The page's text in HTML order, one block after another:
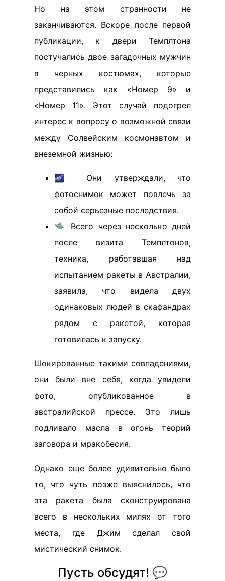
Но на этом странности не
заканчиваются. Вскоре после первой
публикации, к двери Темплтона
постучались двое загадочных мужчин
в черных костюмах, которые
представились как «Номер 9» и
«Номер 11». Этот случай подогрел
интерес к вопросу о возможной связи
между Солвейским космонавтом и
внеземной жизнью:
🌌 Они утверждали, что
фотоснимок может повлечь за
собой серьезные последствия.
🛸 Всего через несколько дней
после визита Темплтонов,
техника, работавшая над
испытанием ракеты в Австралии,
заявила, что видела двух
одинаковых людей в скафандрах
рядом с ракетой, которая
готовилась к запуску.
Шокированные такими совпадениями,
они были вне себя, когда увидели
фото, опубликованное в
австралийской прессе. Это лишь
подливало масла в огонь теорий
заговора и мракобесия.
Однако еще более удивительно было
то, что чуть позже выяснилось, что
эта ракета была сконструирована
всего в нескольких милях от того
места, где Джим сделал свой
мистический снимок.
Пусть обсудят! 💬